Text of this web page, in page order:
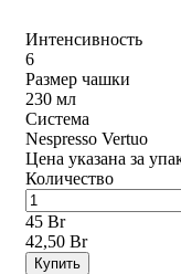
Интенсивность
6
Размер чашки
230 мл
Система
Nespresso Vertuo
Цена указана за
Количество
45 Br
42,50 Br
Купить